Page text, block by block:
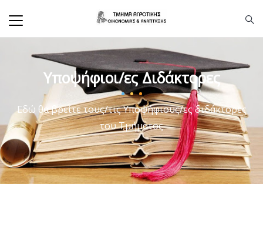
Υποψήφιοι/ες Διδάκτορες
Εδώ θα βρείτε τους/τις Υποψήφιους/ες διδάκτορες
του Τμήματος